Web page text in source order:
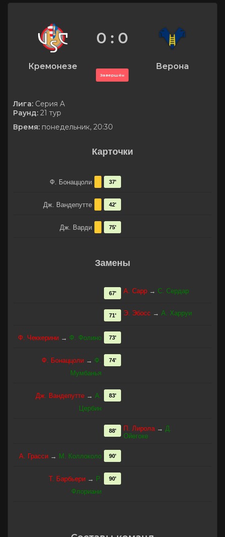
Кремонезе
0 : 0
Завершён
Верона
Лига: Серия А
Раунд: 21 тур
Время: понедельник, 20:30
Карточки
Ф. Бонаццоли 37'
Дж. Вандепутте 42'
Дж. Варди 75'
Замены
А. Сарр → С. Сердар
67'
Э. Эбосс → А. Харруи
71'
Ф. Чеккерини → Ф. Фолино 73'
Ф. Бонаццоли → Ф.
Мумбанья
74'
Дж. Вандепутте → А.
Цербин
83'
П. Лирола→ Д.
Ойегоке
88'
А. Грасси → М. Коллоколо 90'
Т. Барбьери → Р.
Флориани
90'